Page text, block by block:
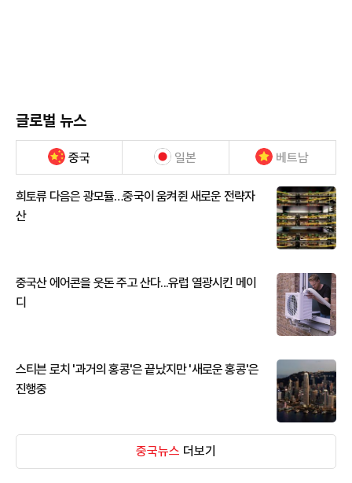
글로벌 뉴스
중국 일본 베트남
희토류 다음은 광모듈…중국이 움켜쥔 새로운 전략자
산
중국산 에어콘을 웃돈 주고 산다...유럽 열광시킨 메이
디
스티븐 로치 '과거의 홍콩'은 끝났지만 '새로운 홍콩'은
진행중
중국뉴스 더보기